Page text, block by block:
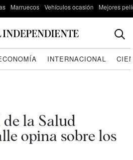
Marruecos Vehículos ocasión Mejores
INTERNACIONAL
la Salud
opina sobre los